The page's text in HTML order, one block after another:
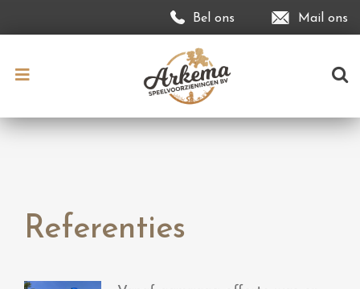
Bel ons Mail ons
Referenties